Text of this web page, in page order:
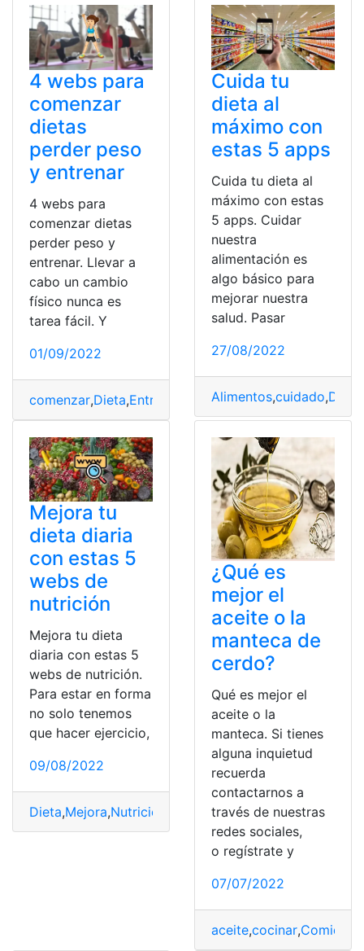
4 webs para
comenzar
dietas
perder peso
y entrenar
4 webs para
comenzar dietas
perder peso y
entrenar. Llevar a
cabo un cambio
físico nunca es
tarea fácil. Y
01/09/2022
comenzar,Dieta,Entrenadores ,Mejores,webs
Cuida tu
dieta al
máximo con
estas 5 apps
Cuida tu dieta al
máximo con estas
5 apps. Cuidar
nuestra
alimentación es
algo básico para
mejorar nuestra
salud. Pasar
27/08/2022
Alimentos,cuidado,Dieta
Mejora tu
dieta diaria
con estas 5
webs de
nutrición
Mejora tu dieta
diaria con estas 5
webs de nutrición.
Para estar en forma
no solo tenemos
que hacer ejercicio,
09/08/2022
Dieta,Mejora,Nutrición vida diaria,Web
¿Qué es
mejor el
aceite o la
manteca de
cerdo?
Qué es mejor el
aceite o la
manteca. Si tienes
alguna inquietud
recuerda
contactarnos a
través de nuestras
redes sociales,
o regístrate y
07/07/2022
aceite,cocinar,Comida